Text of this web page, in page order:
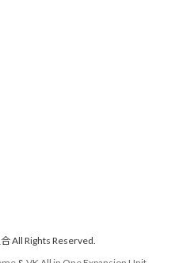
All Rights Reserved.